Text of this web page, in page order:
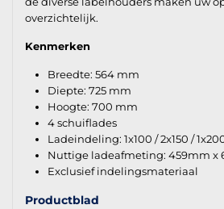
overzichtelijk.
Kenmerken
Breedte: 564 mm
Diepte: 725 mm
Hoogte: 700 mm
4 schuiflades
Ladeindeling: 1x100 / 2x150 /
Nuttige ladeafmeting: 459mm x
Exclusief indelingsmateriaal
Productblad